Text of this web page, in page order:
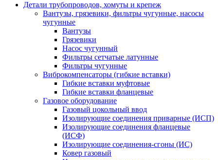
Детали трубопроводов, хомуты и крепеж
Вантузы, грязевики, фильтры чугунные, насосы
чугунные
Вантузы
Грязевики
Насос чугунный
Фильтры сетчатые латунные
Фильтры чугунные
Виброкомпенсаторы (гибкие вставки)
Гибкие вставки муфтовые
Гибкие вставки фланцевые
Газовое оборудование
Газовый цокольный ввод
Изолирующие соединения приварные (ИСП)
Изолирующие соединения фланцевые
(ИСФ)
Изолирующие соединения-сгоны (ИС)
Ковер газовый